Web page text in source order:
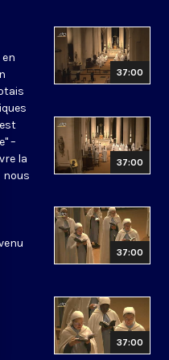
–
la
nous
37:00
37:00
37:00
37:00